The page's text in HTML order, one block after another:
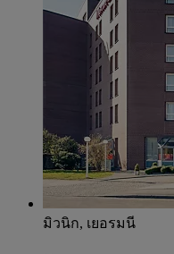
มิวนิก, เยอรมนี